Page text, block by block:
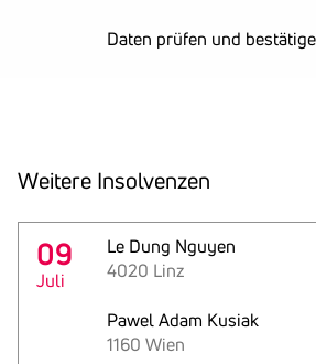
Daten prüfen und
Weitere Insol­venzen
09
Juli
Le Dung Nguyen
4020 Linz
Pawel Adam Kusiak
1160 Wien